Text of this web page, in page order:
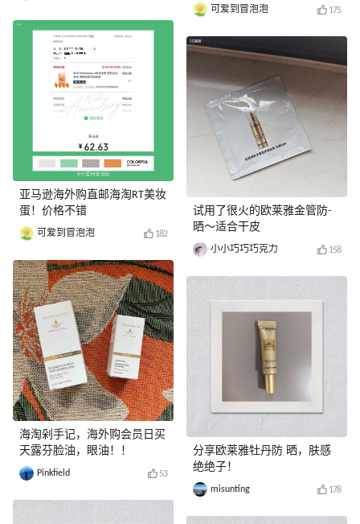
亚马逊海外购直邮海淘RT美妆
蛋！价格不错
可爱到冒泡泡 182
海淘剁手记，海外购会员日买
天露芬脸油，眼油！！
Pinkfield 53
可爱到冒泡泡 175
试用了很火的欧莱雅金管防-
晒～适合干皮
小小巧巧巧克力 158
分享欧莱雅牡丹防 晒，肤感
绝绝子！
misunting 178